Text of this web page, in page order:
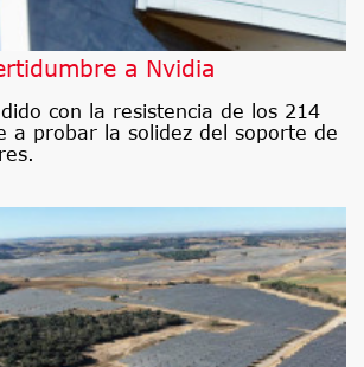
a Nvidia
con la resistencia de los 214
a probar la solidez del soporte de